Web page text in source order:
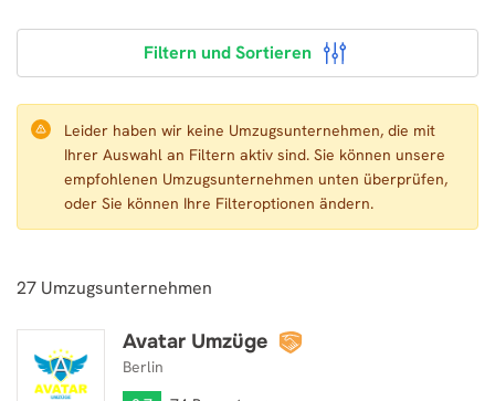
Filtern und Sortieren
Leider haben wir keine Umzugsunternehmen, die mit
Ihrer Auswahl an Filtern aktiv sind. Sie können unsere
empfohlenen Umzugsunternehmen unten überprüfen,
oder Sie können Ihre Filteroptionen ändern.
27 Umzugsunternehmen
Avatar Umzüge
Berlin
Avatar Umzüge